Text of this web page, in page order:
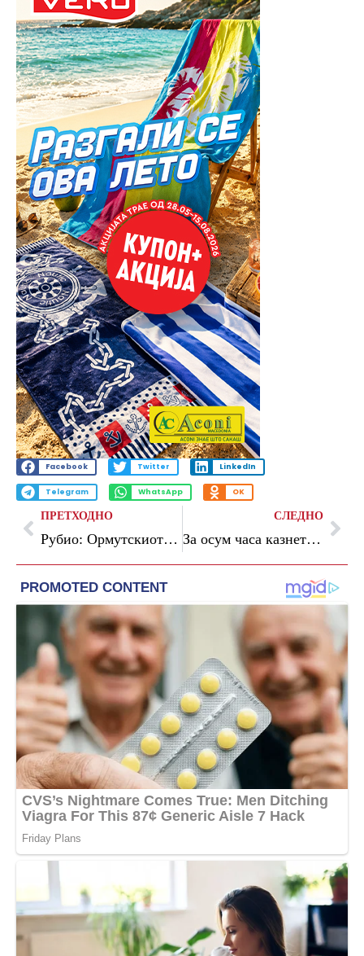
Facebook Twitter LinkedIn
Telegram WhatsApp OK
ПРЕТХОДНО
Рубио: Ормутскиот теснец ќе биде отворен на еден или друг начин
СЛЕДНО
За осум часа казнети 116 мотоциклисти во Скопје